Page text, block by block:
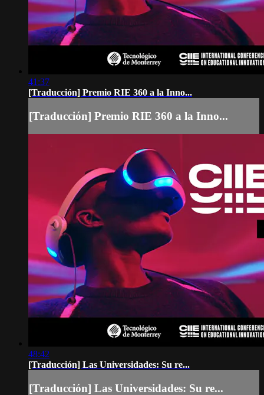
41:37
[Traducción] Premio RIE 360 a la Inno...
[Traducción] Premio RIE 360 a la Inno...
48:42
[Traducción] Las Universidades: Su re...
[Traducción] Las Universidades: Su re...